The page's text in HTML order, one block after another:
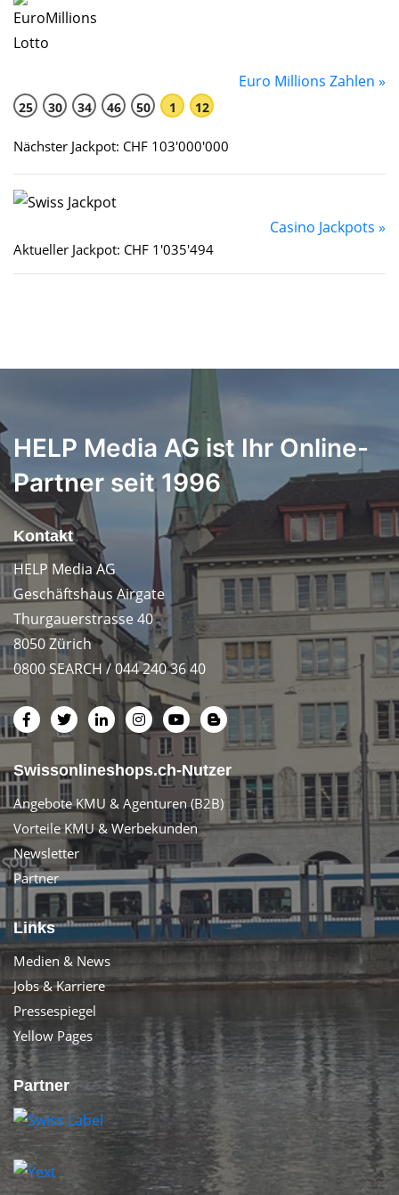
Euro Millions Zahlen »
25 30 34 46 50 1 12
Nächster Jackpot: CHF 103'000'000
Casino Jackpots »
Aktueller Jackpot: CHF 1'035'494
HELP Media AG ist Ihr Online-
Partner seit 1996
Kontakt
HELP Media AG
Geschäftshaus Airgate
Thurgauerstrasse 40
8050 Zürich
0800 SEARCH / 044 240 36 40
Swissonlineshops.ch-Nutzer
Angebote KMU & Agenturen (B2B)
Vorteile KMU & Werbekunden
Newsletter
Partner
Links
Medien & News
Jobs & Karriere
Pressespiegel
Yellow Pages
Partner